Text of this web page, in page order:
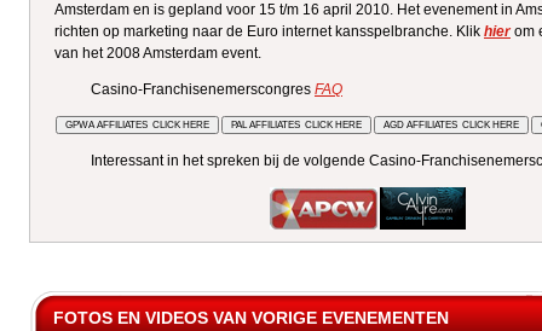
Amsterdam en is gepland voor 15 t/m 16 april 2010. Het evenement in
richten op marketing naar de Euro internet kansspelbranche. Klik hierom
van het 2008 Amsterdam event.
Casino-Franchisenemerscongres FAQ
Interessant in het spreken bij de volgende Casino-
FOTOS EN VIDEOS VAN VORIGE EVENEMENTEN